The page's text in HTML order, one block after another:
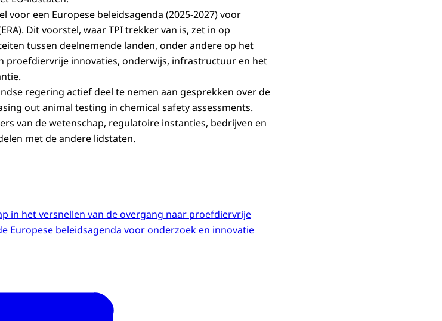
testontwikkeling de wettelijke behoeften
zou uitgaven van de overheid nog nuttiger maken.
en coördineren op EU-niveau, zorgen voor
een Europese testmethode- en validatiestrategie.
een Europese beleidsagenda (2025-2027) voor
Dit voorstel, waar TPI trekker van is, zet in op
tussen deelnemende landen, onder andere op het
proefdiervrije innovaties, onderwijs, infrastructuur en het
regering actief deel te nemen aan gesprekken over de
out animal testing in chemical safety assessments.
van de wetenschap, regulatoire instanties, bedrijven en
met de andere lidstaten.
in het versnellen van de overgang naar proefdiervrije
Europese beleidsagenda voor onderzoek en innovatie